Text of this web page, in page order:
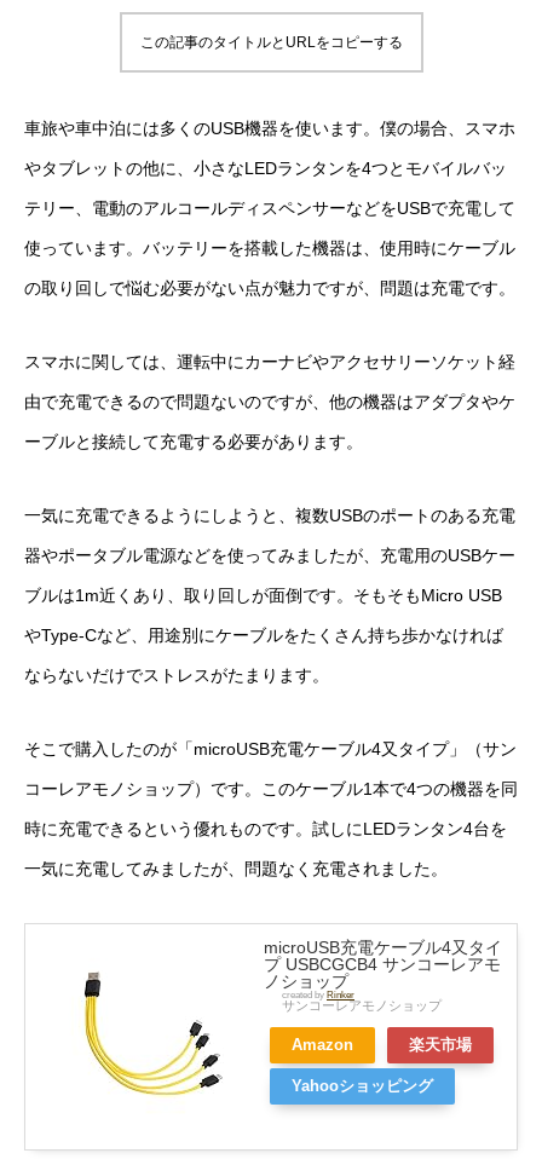
この記事のタイトルとURLをコピーする
車旅や車中泊には多くのUSB機器を使います。僕の場合、スマホ
やタブレットの他に、小さなLEDランタンを4つとモバイルバッ
テリー、電動のアルコールディスペンサーなどをUSBで充電して
使っています。バッテリーを搭載した機器は、使用時にケーブル
の取り回しで悩む必要がない点が魅力ですが、問題は充電です。
スマホに関しては、運転中にカーナビやアクセサリーソケット経
由で充電できるので問題ないのですが、他の機器はアダプタやケ
ーブルと接続して充電する必要があります。
一気に充電できるようにしようと、複数USBのポートのある充電
器やポータブル電源などを使ってみましたが、充電用のUSBケー
ブルは1m近くあり、取り回しが面倒です。そもそもMicro USB
やType-Cなど、用途別にケーブルをたくさん持ち歩かなければ
ならないだけでストレスがたまります。
そこで購入したのが「microUSB充電ケーブル4又タイプ」（サン
コーレアモノショップ）です。このケーブル1本で4つの機器を同
時に充電できるという優れものです。試しにLEDランタン4台を
一気に充電してみましたが、問題なく充電されました。
microUSB充電ケーブル4又タイ
プ USBCGCB4 サンコーレアモ
ノショップ
created by Rinker
サンコーレアモノショップ
Amazon 楽天市場
Yahooショッピング